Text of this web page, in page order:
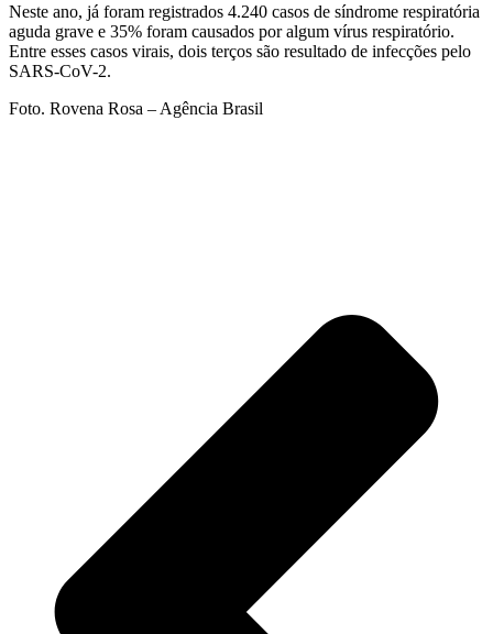
Neste ano, já foram registrados 4.240 casos de síndrome respiratória
aguda grave e 35% foram causados por algum vírus respiratório.
Entre esses casos virais, dois terços são resultado de infecções pelo
SARS-CoV-2.
Foto. Rovena Rosa – Agência Brasil